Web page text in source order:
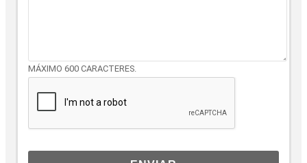
MÁXIMO 600 CARACTERES.